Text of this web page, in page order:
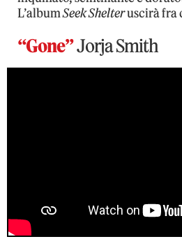
L’albumSeek Shelteruscirà fra
“Gone”Jorja Smith